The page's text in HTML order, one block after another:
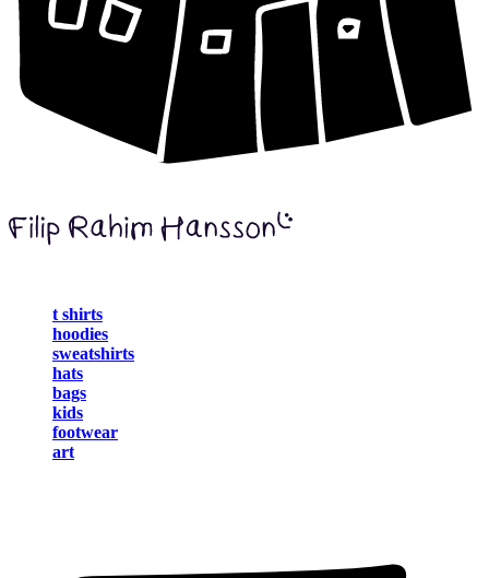
t shirts
hoodies
sweatshirts
hats
bags
kids
footwear
art